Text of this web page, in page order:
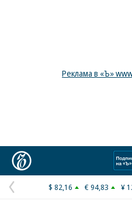
Реклама в «Ъ»
Предыдущая
$ 82,16 € 94,83 ¥